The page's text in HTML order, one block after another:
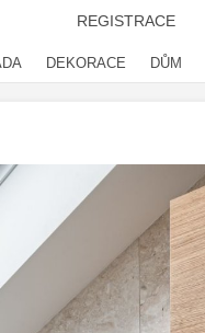
REGISTRACE
DEKORACE DŮM